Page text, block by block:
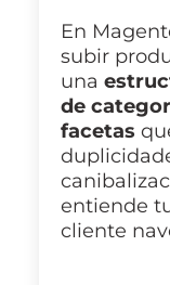
En
subir
una
de
facetas
entiende
cliente